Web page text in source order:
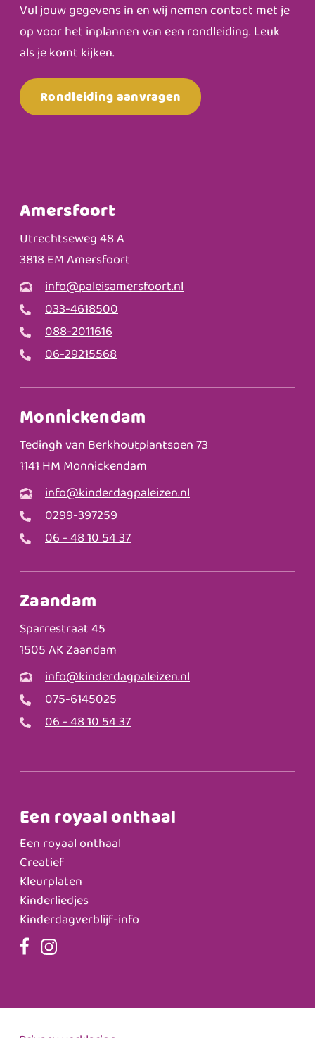
Vul jouw gegevens in en wij nemen contact met je
op voor het inplannen van een rondleiding. Leuk
als je komt kijken.
Rondleiding aanvragen
Amersfoort
Utrechtseweg 48 A
3818 EM Amersfoort
info@paleisamersfoort.nl
033-4618500
088-2011616
06-29215568
Monnickendam
Tedingh van Berkhoutplantsoen 73
1141 HM Monnickendam
info@kinderdagpaleizen.nl
0299-397259
06 - 48 10 54 37
Zaandam
Sparrestraat 45
1505 AK Zaandam
info@kinderdagpaleizen.nl
075-6145025
06 - 48 10 54 37
Een royaal onthaal
Een royaal onthaal
Creatief
Kleurplaten
Kinderliedjes
Kinderdagverblijf-info